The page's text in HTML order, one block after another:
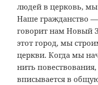
людей в церковь,
Наше гражданство
говорит нам Новый
этот город, мы
церкви. Когда мы
нить
вписывается в